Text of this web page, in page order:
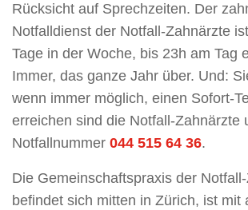
Rücksicht auf Sprechzeiten. Der
Notfalldienst der Notfall-Zahnärzte
Tage in der Woche, bis 23h am Tag
Immer, das ganze Jahr über. Und:
wenn immer möglich, einen Sofort-
erreichen sind die Notfall-Zahnärzte
Notfallnummer 044 515 64 36.
Die Gemeinschaftspraxis der
befindet sich mitten in Zürich, ist mit